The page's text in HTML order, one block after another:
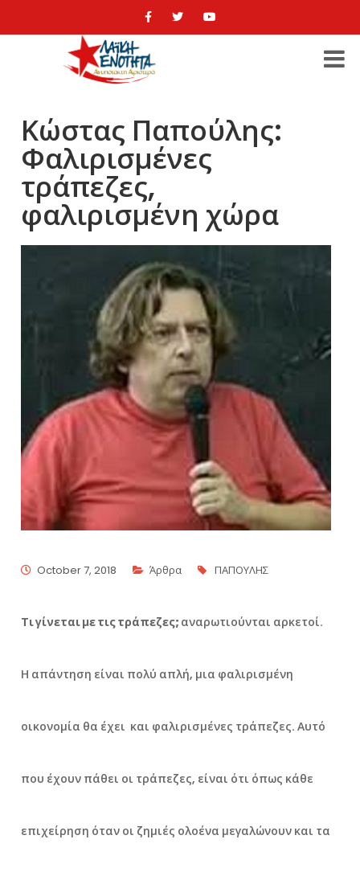
Κώστας Παπούλης:
Φαλιρισμένες
τράπεζες,
φαλιρισμένη χώρα
October 7, 2018 Άρθρα ΠΑΠΟΥΛΗΣ
Τι γίνεται με τις τράπεζες; αναρωτιούνται αρκετοί.
Η απάντηση είναι πολύ απλή, μια φαλιρισμένη
οικονομία θα έχει και φαλιρισμένες τράπεζες. Αυτό
που έχουν πάθει οι τράπεζες, είναι ότι όπως κάθε
επιχείρηση όταν οι ζημιές ολοένα μεγαλώνουν και τα